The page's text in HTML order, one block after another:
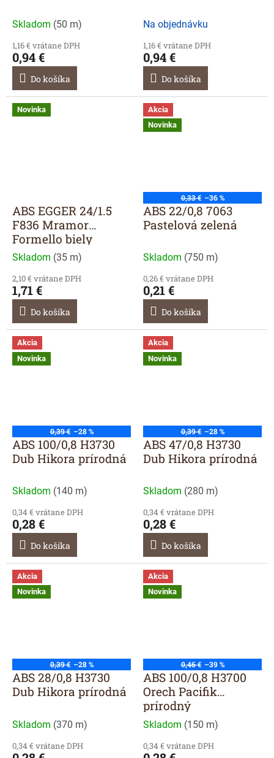
Skladom (50 m)
1,16 € vrátane DPH
0,94 €
Do košíka
Na objednávku
1,16 € vrátane DPH
0,94 €
Do košíka
Novinka
ABS EGGER 24/1.5
F836 Mramor
Formello biely
Skladom (35 m)
2,10 € vrátane DPH
1,71 €
Do košíka
Akcia
Novinka
0,33 € –36 %
ABS 22/0,8 7063
Pastelová zelená
Skladom (750 m)
0,26 € vrátane DPH
0,21 €
Do košíka
Akcia
Novinka
0,39 € –28 %
ABS 100/0,8 H3730
Dub Hikora prírodná
Skladom (140 m)
0,34 € vrátane DPH
0,28 €
Do košíka
Akcia
Novinka
0,39 € –28 %
ABS 47/0,8 H3730
Dub Hikora prírodná
Skladom (280 m)
0,34 € vrátane DPH
0,28 €
Do košíka
Akcia
Novinka
0,39 € –28 %
ABS 28/0,8 H3730
Dub Hikora prírodná
Skladom (370 m)
0,34 € vrátane DPH
Akcia
Novinka
0,46 € –39 %
ABS 100/0,8 H3700
Orech Pacifik
prírodný
Skladom (150 m)
0,34 € vrátane DPH